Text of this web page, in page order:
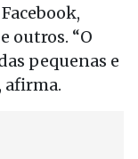
outros. “O
pequenas e
afirma.